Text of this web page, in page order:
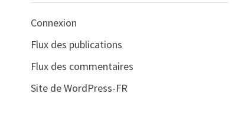
Connexion
Flux des publications
Flux des commentaires
Site de WordPress-FR